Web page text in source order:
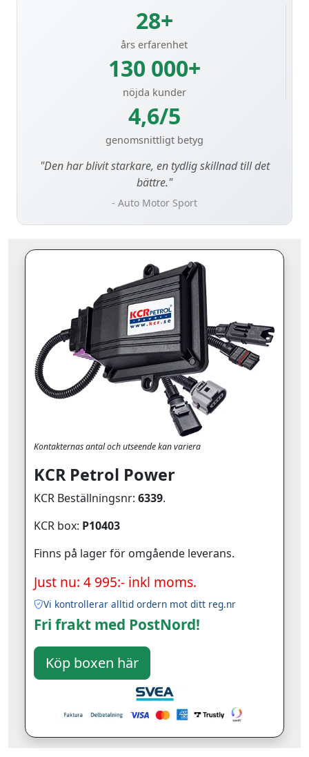
28+
års erfarenhet
130 000+
nöjda kunder
4,6/5
genomsnittligt betyg
"Den har blivit starkare, en tydlig skillnad till det
bättre."
- Auto Motor Sport
Kontakternas antal och utseende kan variera
KCR Petrol Power
KCR Beställningsnr: 6339.
KCR box: P10403
Finns på lager för omgående leverans.
Just nu: 4 995:- inkl moms.
Vi kontrollerar alltid ordern mot ditt reg.nr
Fri frakt med PostNord!